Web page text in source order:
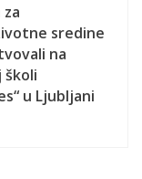
sredine
na
u Ljubljani